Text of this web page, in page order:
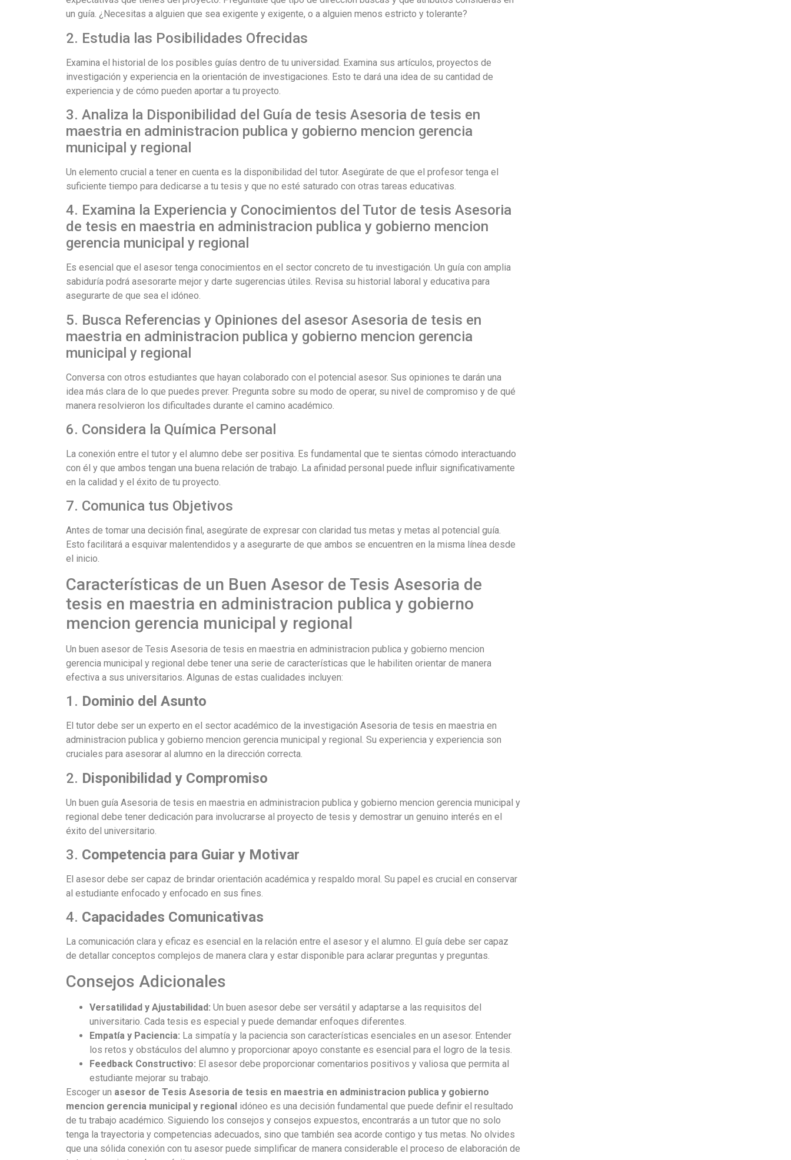
un guía. ¿Necesitas a alguien que sea exigente y exigente, o a alguien menos estricto y tolerante?
2. Estudia las Posibilidades Ofrecidas
Examina el historial de los posibles guías dentro de tu universidad. Examina sus artículos, proyectos de
investigación y experiencia en la orientación de investigaciones. Esto te dará una idea de su cantidad de
experiencia y de cómo pueden aportar a tu proyecto.
3. Analiza la Disponibilidad del Guía de tesis Asesoria de tesis en
maestria en administracion publica y gobierno mencion gerencia
municipal y regional
Un elemento crucial a tener en cuenta es la disponibilidad del tutor. Asegúrate de que el profesor tenga el
suficiente tiempo para dedicarse a tu tesis y que no esté saturado con otras tareas educativas.
4. Examina la Experiencia y Conocimientos del Tutor de tesis Asesoria
de tesis en maestria en administracion publica y gobierno mencion
gerencia municipal y regional
Es esencial que el asesor tenga conocimientos en el sector concreto de tu investigación. Un guía con amplia
sabiduría podrá asesorarte mejor y darte sugerencias útiles. Revisa su historial laboral y educativa para
asegurarte de que sea el idóneo.
5. Busca Referencias y Opiniones del asesor Asesoria de tesis en
maestria en administracion publica y gobierno mencion gerencia
municipal y regional
Conversa con otros estudiantes que hayan colaborado con el potencial asesor. Sus opiniones te darán una
idea más clara de lo que puedes prever. Pregunta sobre su modo de operar, su nivel de compromiso y de qué
manera resolvieron los dificultades durante el camino académico.
6. Considera la Química Personal
La conexión entre el tutor y el alumno debe ser positiva. Es fundamental que te sientas cómodo interactuando
con él y que ambos tengan una buena relación de trabajo. La afinidad personal puede influir significativamente
en la calidad y el éxito de tu proyecto.
7. Comunica tus Objetivos
Antes de tomar una decisión final, asegúrate de expresar con claridad tus metas y metas al potencial guía.
Esto facilitará a esquivar malentendidos y a asegurarte de que ambos se encuentren en la misma línea desde
el inicio.
Características de un Buen Asesor de Tesis Asesoria de
tesis en maestria en administracion publica y gobierno
mencion gerencia municipal y regional
Un buen asesor de Tesis Asesoria de tesis en maestria en administracion publica y gobierno mencion
gerencia municipal y regional debe tener una serie de características que le habiliten orientar de manera
efectiva a sus universitarios. Algunas de estas cualidades incluyen:
1. Dominio del Asunto
El tutor debe ser un experto en el sector académico de la investigación Asesoria de tesis en maestria en
administracion publica y gobierno mencion gerencia municipal y regional. Su experiencia y experiencia son
cruciales para asesorar al alumno en la dirección correcta.
2. Disponibilidad y Compromiso
Un buen guía Asesoria de tesis en maestria en administracion publica y gobierno mencion gerencia municipal y
regional debe tener dedicación para involucrarse al proyecto de tesis y demostrar un genuino interés en el
éxito del universitario.
3. Competencia para Guiar y Motivar
El asesor debe ser capaz de brindar orientación académica y respaldo moral. Su papel es crucial en conservar
al estudiante enfocado y enfocado en sus fines.
4. Capacidades Comunicativas
La comunicación clara y eficaz es esencial en la relación entre el asesor y el alumno. El guía debe ser capaz
de detallar conceptos complejos de manera clara y estar disponible para aclarar preguntas y preguntas.
Consejos Adicionales
Versatilidad y Ajustabilidad: Un buen asesor debe ser versátil y adaptarse a las requisitos del
universitario. Cada tesis es especial y puede demandar enfoques diferentes.
Empatía y Paciencia: La simpatía y la paciencia son características esenciales en un asesor. Entender
los retos y obstáculos del alumno y proporcionar apoyo constante es esencial para el logro de la tesis.
Feedback Constructivo: El asesor debe proporcionar comentarios positivos y valiosa que permita al
estudiante mejorar su trabajo.
Escoger un asesor de Tesis Asesoria de tesis en maestria en administracion publica y gobierno
mencion gerencia municipal y regional idóneo es una decisión fundamental que puede definir el resultado
de tu trabajo académico. Siguiendo los consejos y consejos expuestos, encontrarás a un tutor que no solo
tenga la trayectoria y competencias adecuados, sino que también sea acorde contigo y tus metas. No olvides
que una sólida conexión con tu asesor puede simplificar de manera considerable el proceso de elaboración de